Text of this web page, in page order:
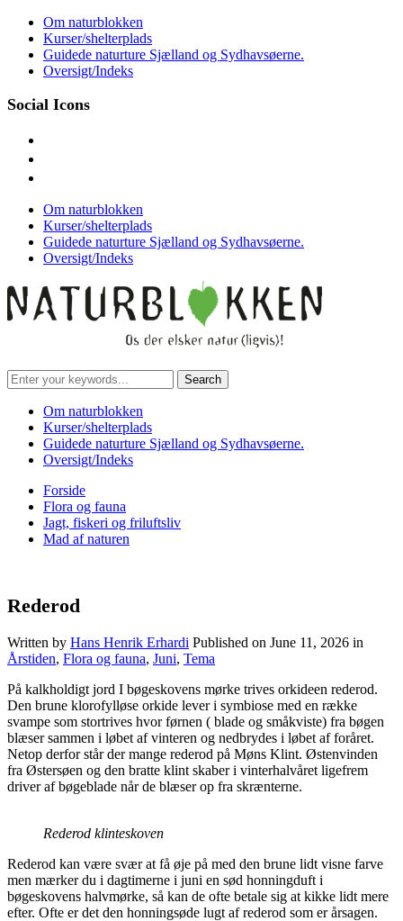
Skip
content
Om naturblokken
Kurser/shelterplads
Guidede naturture Sjælland og Sydhavsøerne.
Oversigt/Indeks
Social Icons
Om naturblokken
Kurser/shelterplads
Guidede naturture Sjælland og Sydhavsøerne.
Oversigt/Indeks
Search
for:
Om naturblokken
Kurser/shelterplads
Guidede naturture Sjælland og Sydhavsøerne.
Oversigt/Indeks
Forside
Flora og fauna
Jagt, fiskeri og friluftsliv
Mad af naturen
Rederod
Written by Hans Henrik Erhardi Published on June 11, 2026 in
Årstiden, Flora og fauna, Juni, Tema
På kalkholdigt jord I bøgeskovens mørke trives orkideen rederod.
Den brune klorofylløse orkide lever i symbiose med en række
svampe som stortrives hvor førnen ( blade og småkviste) fra bøgen
blæser sammen i løbet af vinteren og nedbrydes i løbet af foråret.
Netop derfor står der mange rederod på Møns Klint. Østenvinden
fra Østersøen og den bratte klint skaber i vinterhalvåret ligefrem
driver af bøgeblade når de blæser op fra skrænterne.
Rederod klinteskoven
Rederod kan være svær at få øje på med den brune lidt visne farve
men mærker du i dagtimerne i juni en sød honningduft i
bøgeskovens halvmørke, så kan de ofte betale sig at kikke lidt mere
efter. Ofte er det den honningsøde lugt af rederod som er årsagen.